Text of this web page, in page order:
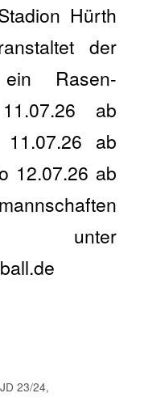
Hürth
der
Rasen-
ab
ab
12.07.26 ab
unter
23/24,